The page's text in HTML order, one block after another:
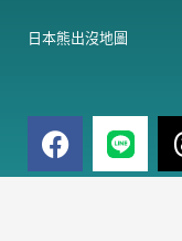
日本熊出沒地圖
F
a
c